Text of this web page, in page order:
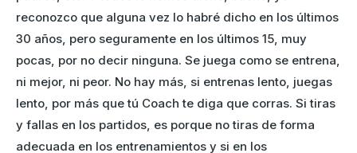
reconozco que alguna vez lo habré dicho en los últimos
30 años, pero seguramente en los últimos 15, muy
pocas, por no decir ninguna. Se juega como se entrena,
ni mejor, ni peor. No hay más, si entrenas lento, juegas
lento, por más que tú Coach te diga que corras. Si tiras
y fallas en los partidos, es porque no tiras de forma
adecuada en los entrenamientos y si en los